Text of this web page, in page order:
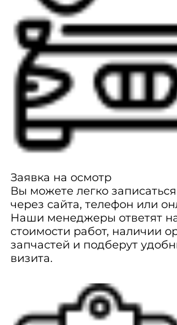
Заявка на осмотр
Вы можете легко
через сайта, телефон или
Наши менеджеры ответят
стоимости работ, наличии
запчастей и подберут
визита.